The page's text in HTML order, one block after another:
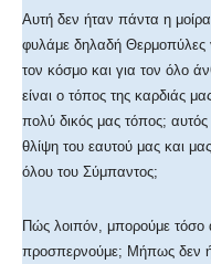
Αυτή δεν ήταν πάντα η
φυλάμε δηλαδή Θερμοπύλες
τον κόσμο και για τον όλο
είναι ο τόπος της καρδιάς
πολύ δικός μας τόπος;
θλίψη του εαυτού μας και
όλου του Σύμπαντος;
Πώς λοιπόν, μπορούμε
προσπερνούμε; Μήπως δεν